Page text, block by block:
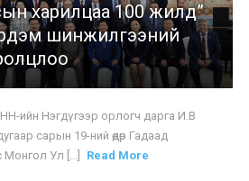
харилцаа 100 жилд”
шинжилгээний
ийн Нэгдүгээр орлогч дарга И.В
сарын 19-ний өдөр Гадаад
Ул [...]
Read More